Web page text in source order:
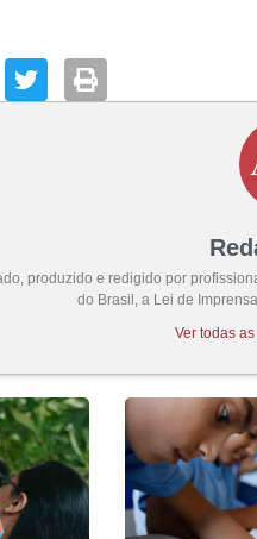
produzido e redigido por
do Brasil, a Lei de
Ver todas